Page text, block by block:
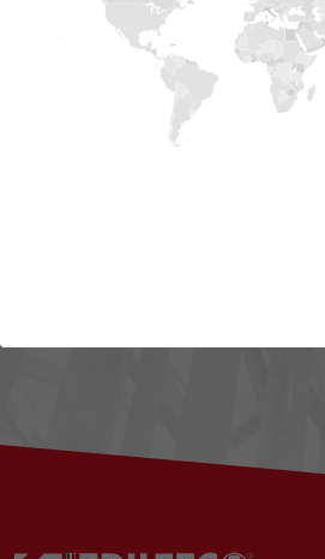
J'accepte la Politique de
des données personnelles